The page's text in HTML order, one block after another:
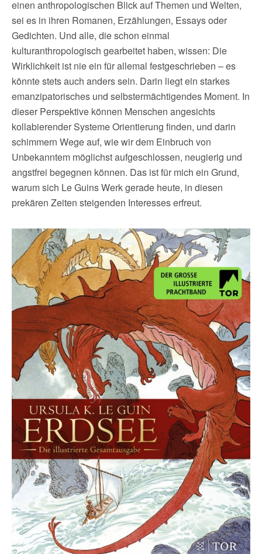
einen anthropologischen Blick auf Themen und Welten,
sei es in ihren Romanen, Erzählungen, Essays oder
Gedichten. Und alle, die schon einmal
kulturanthropologisch gearbeitet haben, wissen: Die
Wirklichkeit ist nie ein für allemal festgeschrieben – es
könnte stets auch anders sein. Darin liegt ein starkes
emanzipatorisches und selbstermächtigendes Moment. In
dieser Perspektive können Menschen angesichts
kollabierender Systeme Orientierung finden, und darin
schimmern Wege auf, wie wir dem Einbruch von
Unbekanntem möglichst aufgeschlossen, neugierig und
angstfrei begegnen können. Das ist für mich ein Grund,
warum sich Le Guins Werk gerade heute, in diesen
prekären Zeiten steigenden Interesses erfreut.